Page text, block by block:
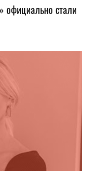
официально стали